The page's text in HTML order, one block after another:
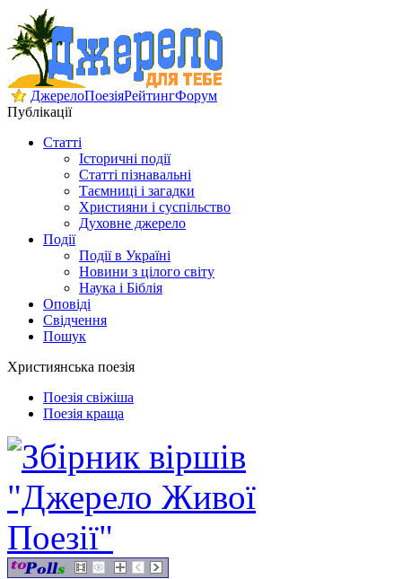
ДжерелоПоезіяРейтингФорум
Публікації
Статті
Історичні події
Статті пізнавальні
Таємниці і загадки
Християни і суспільство
Духовне джерело
Події
Події в Україні
Новини з цілого світу
Наука і Біблія
Оповіді
Свідчення
Пошук
Християнська поезія
Поезія свіжіша
Поезія краща